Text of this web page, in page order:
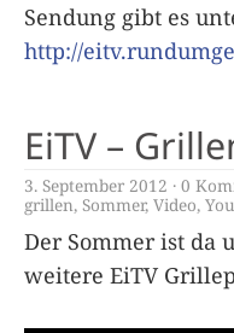
Sendung gibt es
http://
EiTV –
3. September 2012 0
grillen, Sommer, Video,
Der Sommer ist da
weitere EiTV